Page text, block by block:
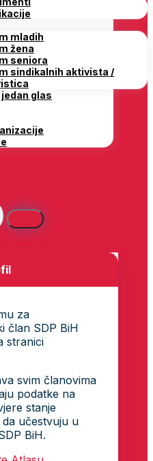
mladih
žena
seniora
sindikalnih aktivista /
glas
za
član SDP BiH
stranici
svim članovima
podatke na
stanje
učestvuju u
BiH.